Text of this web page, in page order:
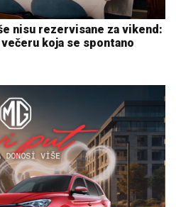
nisu rezervisane za vikend:
koja se spontano